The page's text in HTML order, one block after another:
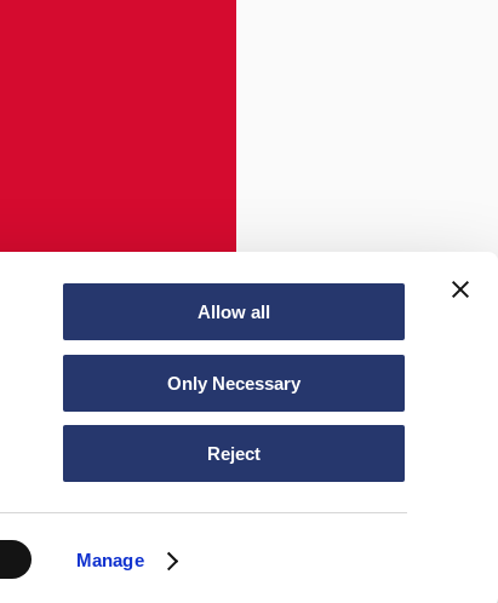
Manage
Allow all
Only Necessary
Reject